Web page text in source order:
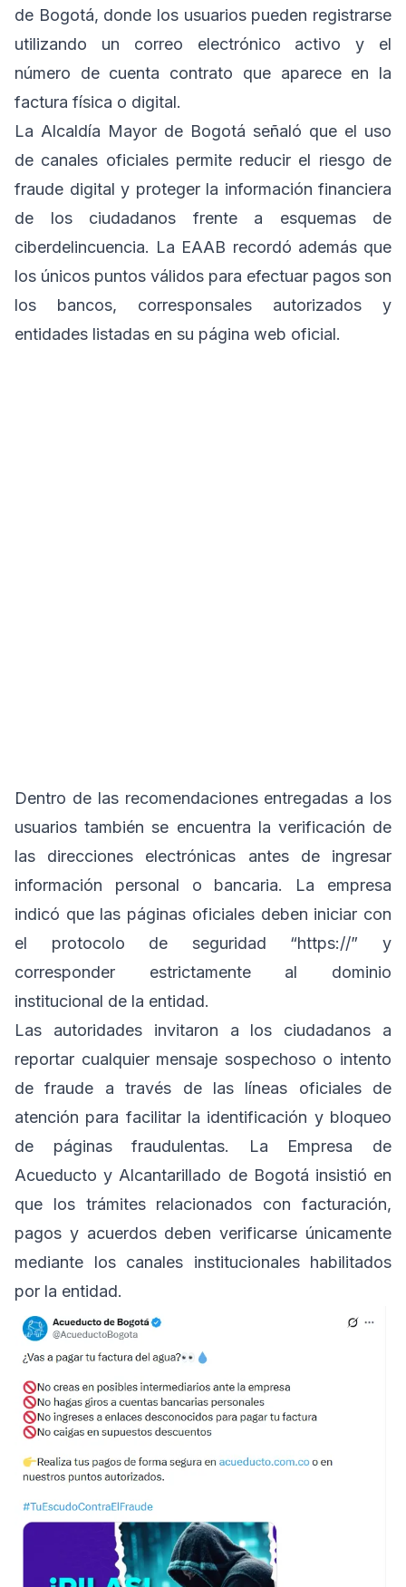
de Bogotá, donde los usuarios pueden registrarse
utilizando un correo electrónico activo y el
número de cuenta contrato que aparece en la
factura física o digital.
La Alcaldía Mayor de Bogotá señaló que el uso
de canales oficiales permite reducir el riesgo de
fraude digital y proteger la información financiera
de los ciudadanos frente a esquemas de
ciberdelincuencia. La EAAB recordó además que
los únicos puntos válidos para efectuar pagos son
los bancos, corresponsales autorizados y
entidades listadas en su página web oficial.
Dentro de las recomendaciones entregadas a los
usuarios también se encuentra la verificación de
las direcciones electrónicas antes de ingresar
información personal o bancaria. La empresa
indicó que las páginas oficiales deben iniciar con
el protocolo de seguridad “https://” y
corresponder estrictamente al dominio
institucional de la entidad.
Las autoridades invitaron a los ciudadanos a
reportar cualquier mensaje sospechoso o intento
de fraude a través de las líneas oficiales de
atención para facilitar la identificación y bloqueo
de páginas fraudulentas. La Empresa de
Acueducto y Alcantarillado de Bogotá insistió en
que los trámites relacionados con facturación,
pagos y acuerdos deben verificarse únicamente
mediante los canales institucionales habilitados
por la entidad.